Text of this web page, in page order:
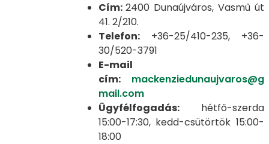
Cím:2400 Dunaújváros, Vasmű út
41. 2/210.
Telefon:+36-25/410-235, +36-
30/520-3791
E-mail
cím:
mackenziedunaujvaros@g
mail.com
Ügyfélfogadás: hétfő-szerda
15:00-17:30, kedd-csütörtök 15:00-
18:00